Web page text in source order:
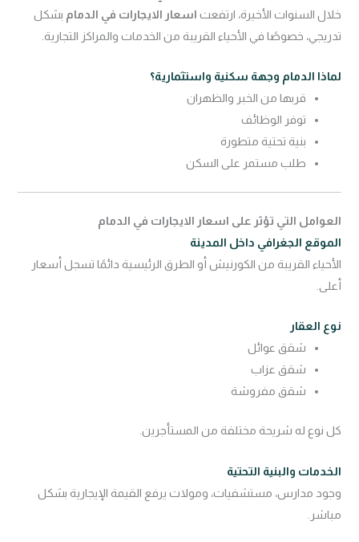
خلال السنوات الأخيرة، ارتفعت اسعار الايجارات في الدمام بشكل
تدريجي، خصوصًا في الأحياء القريبة من الخدمات والمراكز التجارية.
لماذا الدمام وجهة سكنية واستثمارية؟
قربها من الخبر والظهران
توفر الوظائف
بنية تحتية متطورة
طلب مستمر على السكن
العوامل التي تؤثر على اسعار الايجارات في الدمام
الموقع الجغرافي داخل المدينة
الأحياء القريبة من الكورنيش أو الطرق الرئيسية دائمًا تسجل أسعار
أعلى.
نوع العقار
شقق عوائل
شقق عزاب
شقق مفروشة
كل نوع له شريحة مختلفة من المستأجرين.
الخدمات والبنية التحتية
وجود مدارس، مستشفيات، ومولات يرفع القيمة الإيجارية بشكل
مباشر.